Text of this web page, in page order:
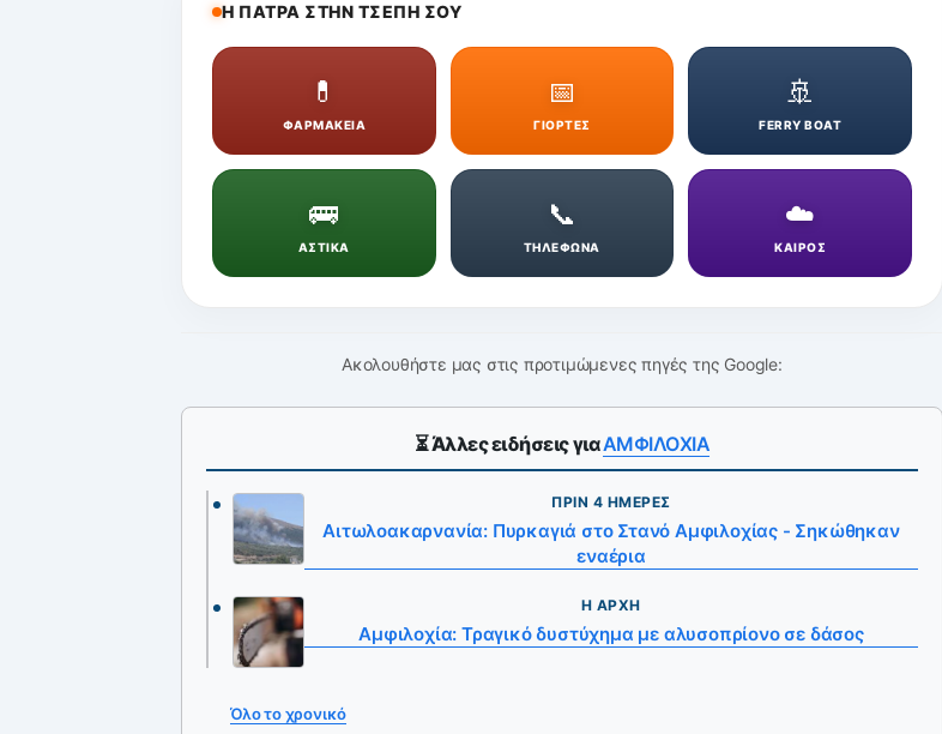
Η ΠΑΤΡΑ ΣΤΗΝ ΤΣΕΠΗ ΣΟΥ
💊
ΦΑΡΜΑΚΕΙΑ
📅
ΓΙΟΡΤΕΣ
🚢
FERRY BOAT
🚌
ΑΣΤΙΚΑ
📞
ΤΗΛΕΦΩΝΑ
☁️
ΚΑΙΡΟΣ
Ακολουθήστε μας στις προτιμώμενες πηγές της Google:
⏳ Άλλες ειδήσεις γιαΑΜΦΙΛΟΧΙΑ
ΠΡΙΝ 4 ΗΜΈΡΕΣ
Αιτωλοακαρνανία: Πυρκαγιά στο Στανό Αμφιλοχίας - Σηκώθηκαν
εναέρια
Η ΑΡΧΉ
Αμφιλοχία: Τραγικό δυστύχημα με αλυσοπρίονο σε δάσος
Όλο το χρονικό